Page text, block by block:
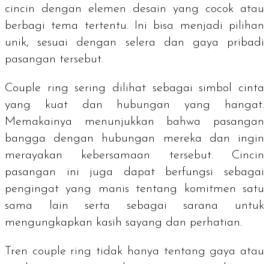
cincin dengan elemen desain yang cocok atau
berbagi tema tertentu. Ini bisa menjadi pilihan
unik, sesuai dengan selera dan gaya pribadi
pasangan tersebut.
Couple ring sering dilihat sebagai simbol cinta
yang kuat dan hubungan yang hangat.
Memakainya menunjukkan bahwa pasangan
bangga dengan hubungan mereka dan ingin
merayakan kebersamaan tersebut. Cincin
pasangan ini juga dapat berfungsi sebagai
pengingat yang manis tentang komitmen satu
sama lain serta sebagai sarana untuk
mengungkapkan kasih sayang dan perhatian.
Tren couple ring tidak hanya tentang gaya atau